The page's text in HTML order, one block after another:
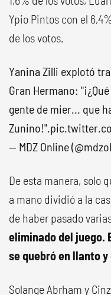
Ypio Pintos con el
de los votos.
Yanina Zilli explotó
Gran Hermano:
gente de mier... que
Zunino!".
— MDZ Online
De esta manera, solo
a mano dividió a la
de haber pasado
eliminado del juego.
se quebró en llanto
Solange Abrham y